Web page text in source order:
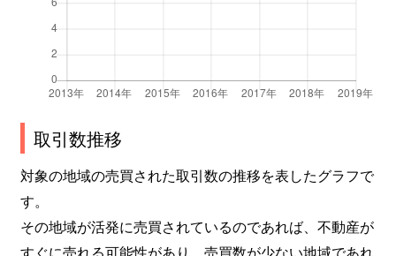
取引数推移
対象の地域の売買された取引数の推移を表したグラフで
す。
その地域が活発に売買されているのであれば、不動産が